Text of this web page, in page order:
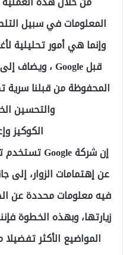
المعلومات في سبيل
وإنما هي أمور تحليلية
قبلGoogle، ويضاف
المحفوظة من قبلنا سرية
والتحسين
الكوكيز
إن شركةGoogleتستخدم
عن إهتمامات الزوار،
فيه معلومات محددة عن
زيارتها، وبهذه الخطوة
المواضيع الأكثر